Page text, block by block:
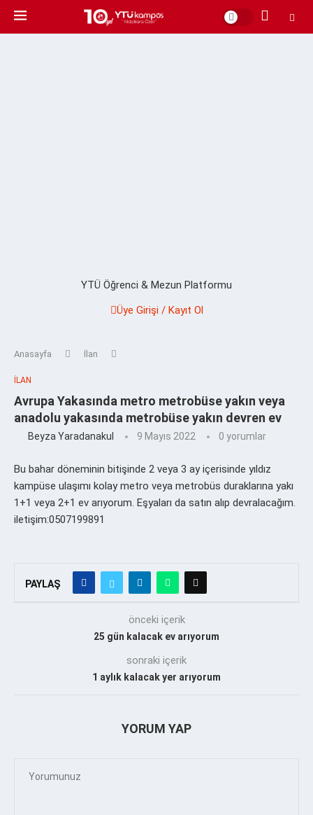
YTÜ Öğrenci & Mezun Platformu
Üye Girişi / Kayıt Ol
Anasayfa İlan
İLAN
Avrupa Yakasında metro metrobüse yakın veya
anadolu yakasında metrobüse yakın devren ev
Beyza Yaradanakul 9 Mayıs 2022 0 yorumlar
Bu bahar döneminin bitişinde 2 veya 3 ay içerisinde yıldız
kampüse ulaşımı kolay metro veya metrobüs duraklarına yakı
1+1 veya 2+1 ev arıyorum. Eşyaları da satın alıp devralacağım.
iletişim:0507199891
PAYLAŞ
önceki içerik
25 gün kalacak ev arıyorum
sonraki içerik
1 aylık kalacak yer arıyorum
YORUM YAP